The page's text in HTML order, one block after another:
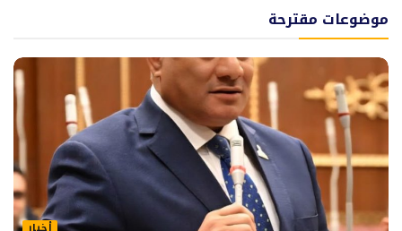
موضوعات مقترحة